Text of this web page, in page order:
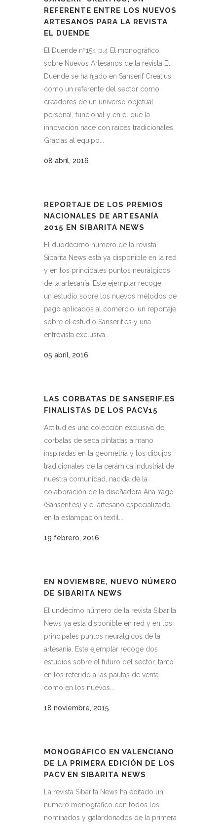
REFERENTE ENTRE LOS NUEVOS
ARTESANOS PARA LA REVISTA
EL DUENDE
El Duende nº154 p.4 El monográfico
sobre Nuevos Artesanos de la revista El
Duende se ha fijado en Sanserif Creatius
como un referente del sector como
creadores de un universo objetual
personal, funcional y en el que la
innovación nace con raíces tradicionales.
Gracias al equipo...
08 abril, 2016
REPORTAJE DE LOS PREMIOS
NACIONALES DE ARTESANÍA
2015 EN SIBARITA NEWS
El duodécimo número de la revista
Sibarita News esta ya disponible en la red
y en los principales puntos neurálgicos
de la artesanía. Este ejemplar recoge
un estudio sobre los nuevos métodos de
pago aplicados al comercio, un reportaje
sobre el estudio Sanserif.es y una
entrevista exclusiva...
05 abril, 2016
LAS CORBATAS DE SANSERIF.ES
FINALISTAS DE LOS PACV15
Actitud es una colección exclusiva de
corbatas de seda pintadas a mano
inspiradas en la geometría y los dibujos
tradicionales de la cerámica industrial de
nuestra comunidad, nacida de la
colaboración de la diseñadora Ana Yago
(Sanserif.es) y el artesano especializado
en la estampación textil...
19 febrero, 2016
EN NOVIEMBRE, NUEVO NÚMERO
DE SIBARITA NEWS
El undécimo número de la revista Sibarita
News ya esta disponible en red y en los
principales puntos neuralgicos de la
artesanía. Este ejemplar recoge dos
estudios sobre el futuro del sector, tanto
en los referido a las pautas de venta
como en los nuevos...
18 noviembre, 2015
MONOGRÁFICO EN VALENCIANO
DE LA PRIMERA EDICIÓN DE LOS
PACV EN SIBARITA NEWS
La revista Sibarita News ha editado un
número monográfico con todos los
nominados y galardonados de la primera